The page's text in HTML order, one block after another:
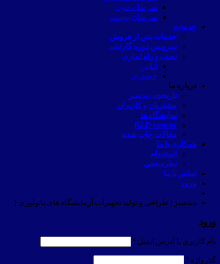
سرطان خون
سرطان پوست
خدمات
خدمات پس از فروش
سرویس دوره گارانتی
نصب و راه اندازی
آنلاین
حضوری
درباره ما
تاریخچه دیدسبز
مشتریان و کاربران
نمایشگاه ها
R&D center
مقالات چاپ شده
همکاری با ما
استخدام
نظرسنجی
تماس با ما
ورود
دیدسبز ( طراحی و تولید تجهیزات آزمایشگاه های پاتولوژی )
ورود
نام کاربری یا آدرس ایمیل *
گذرواژه *